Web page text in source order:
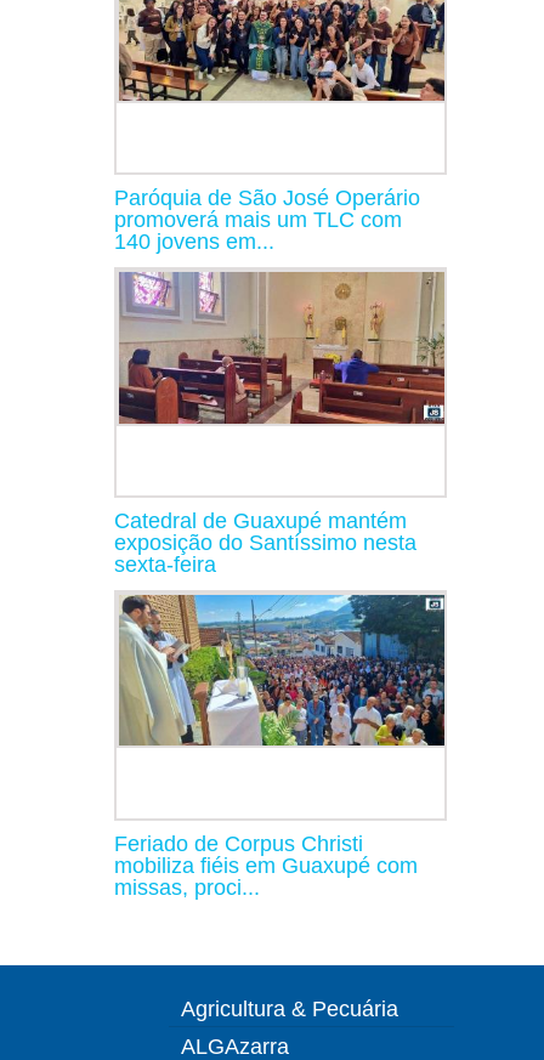
Paróquia de São José Operário
promoverá mais um TLC com
140 jovens em...
Catedral de Guaxupé mantém
exposição do Santíssimo nesta
sexta-feira
Feriado de Corpus Christi
mobiliza fiéis em Guaxupé com
missas, proci...
Agricultura & Pecuária
ALGAzarra